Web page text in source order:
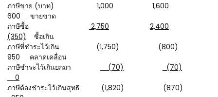
ภาษีขาย (บาท) 1,000 1,600
600 ขายขาด
ภาษีซื้อ
2,750
2,400
(350) ซื้อเกิน
ภาษีที่ชำระไว้เกิน (1,750) (800)
950 คลาดเคลื่อน
ภาษีชำระไว้เกินยกมา
(70)
(70)
0
ภาษีต้องชำระไว้เกินสุทธิ (1,820) (870)